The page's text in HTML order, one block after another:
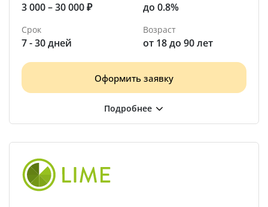
3 000 – 30 000 ₽ до 0.8%
Срок
7 - 30 дней
Возраст
от 18 до 90 лет
Оформить заявку